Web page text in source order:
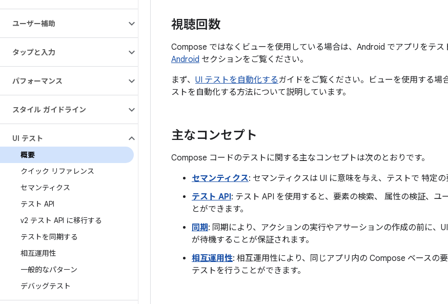
ユーザー補助
タップと入力
パフォーマンス
スタイル ガイドライン
UI テスト
概要
クイック リファレンス
セマンティクス
テスト API
v2 テスト API に移行する
テストを同期する
相互運用性
一般的なパターン
デバッグテスト
視聴回数
Compose ではなくビューを使用している場合は、Android でアプリをテス
Android セクションをご覧ください。
まず、 UI テストを自動化する ガイドをご覧ください。ビューを使用する場
ストを自動化する方法について説明しています。
主なコンセプト
Compose コードのテストに関する主なコンセプトは次のとおりです。
セマンティクス: セマンティクスは UI に意味を与え、テストで 特定の
テスト API: テスト API を使用すると、要素の検索、 属性の検証、ユ
とができます。
同期: 同期により、アクションの実行やアサーションの作成の前に、
が待機することが保証されます。
相互運用性: 相互運用性により、同じアプリ内の Compose ベースの
テストを行うことができます。